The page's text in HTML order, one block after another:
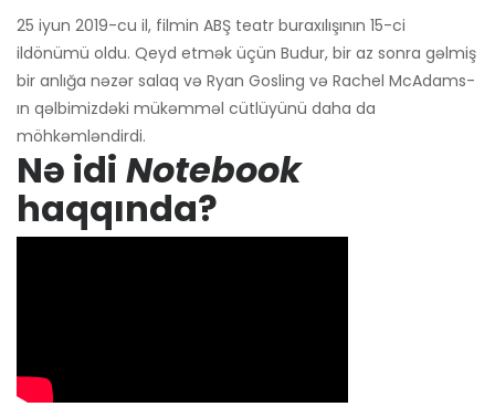
25 iyun 2019-cu il, filmin ABŞ teatr buraxılışının 15-ci
ildönümü oldu. Qeyd etmək üçün Budur, bir az sonra gəlmiş
bir anlığa nəzər salaq və Ryan Gosling və Rachel McAdams-
ın qəlbimizdəki mükəmməl cütlüyünü daha da
möhkəmləndirdi.
Nə idi Notebook
haqqında?